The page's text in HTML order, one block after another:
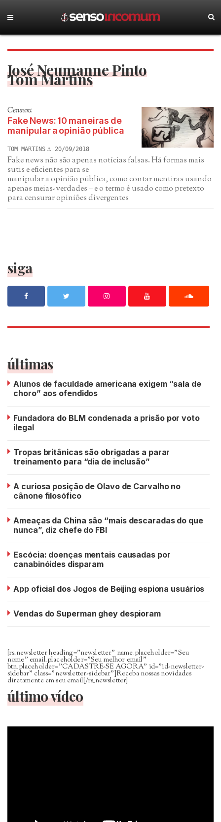
José Neumanne Pinto
Tom Martins
Censura
Fake News: 10 maneiras de
manipular a opinião pública
TOM MARTINS 20/09/2018
Fake news não são apenas notícias falsas. Há formas mais
sutis e eficientes para se
manipular a opinião pública, como contar mentiras usando
apenas meias-verdades – e o termo é usado como pretexto
para censurar opiniões divergentes
siga
últimas
Alunos de faculdade americana exigem “sala de
choro” aos ofendidos
Fundadora do BLM condenada a prisão por voto
ilegal
Tropas britânicas são obrigadas a parar
treinamento para “dia de inclusão”
A curiosa posição de Olavo de Carvalho no
cânone filosófico
Ameaças da China são “mais descaradas do que
nunca”, diz chefe do FBI
Escócia: doenças mentais causadas por
canabinóides disparam
App oficial dos Jogos de Beijing espiona usuários
Vendas do Superman ghey despioram
[rs_newsletter heading=”newsletter” name_placeholder=”Seu
nome” email_placeholder=”Seu melhor email”
btn_placeholder=”CADASTRE-SE AGORA” id=”id-newsletter-
sidebar” class=”newsletter-sidebar”]Receba nossas novidades
diretamente em seu email[/rs_newsletter]
último vídeo
Tocador